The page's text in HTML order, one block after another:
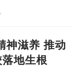
神滋养 推动
地生根